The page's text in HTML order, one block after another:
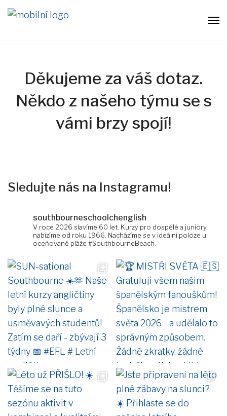
Děkujeme za váš dotaz.
Někdo z našeho týmu se s
vámi brzy spojí!
Sledujte nás na Instagramu!
southbourneschoolchenglish
V roce 2026 slavíme 60 let. Kurzy pro dospělé a juniory
nabízíme od roku 1966. Nacházíme se v ideální poloze u
oceňované pláže #SouthbourneBeach.